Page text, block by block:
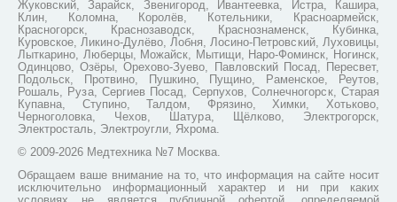
Жуковский, Зарайск, Звенигород, Ивантеевка, Истра, Кашира,
Клин, Коломна, Королёв, Котельники, Красноармейск,
Красногорск, Краснозаводск, Краснознаменск, Кубинка,
Куровское, Ликино-Дулёво, Лобня, Лосино-Петровский, Луховицы,
Лыткарино, Люберцы, Можайск, Мытищи, Наро-Фоминск, Ногинск,
Одинцово, Озёры, Орехово-Зуево, Павловский Посад, Пересвет,
Подольск, Протвино, Пушкино, Пущино, Раменское, Реутов,
Рошаль, Руза, Сергиев Посад, Серпухов, Солнечногорск, Старая
Купавна, Ступино, Талдом, Фрязино, Химки, Хотьково,
Черноголовка, Чехов, Шатура, Щёлково, Электрогорск,
Электросталь, Электроугли, Яхрома.
© 2009-2026 Медтехника №7 Москва.
Обращаем ваше внимание на то, что информация на сайте носит
исключительно информационный характер и ни при каких